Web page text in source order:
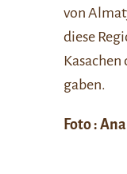
von
diese
Kasachen
gaben.
Foto :